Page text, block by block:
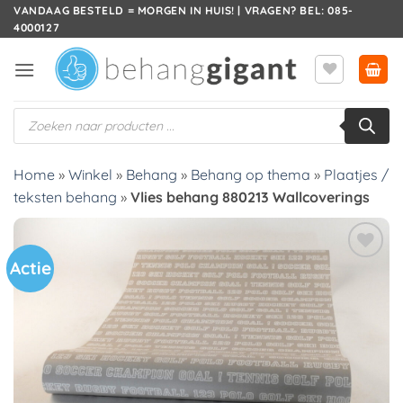
Ga
naar
VANDAAG BESTELD = MORGEN IN HUIS! | VRAGEN? BEL: 085-
4000127
Producten
zoeken
Home » Winkel » Behang » Behang op thema » Plaatjes /
teksten behang » Vlies behang 880213 Wallcoverings
Actie
Toevoegen
verlanglijst